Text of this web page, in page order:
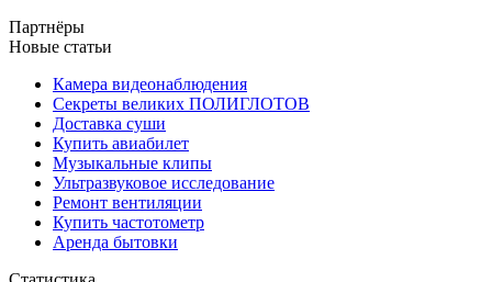
Партнёры
Новые статьи
Камера видеонаблюдения
Секреты великих ПОЛИГЛОТОВ
Доставка суши
Купить авиабилет
Музыкальные клипы
Ультразвуковое исследование
Ремонт вентиляции
Купить частотометр
Аренда бытовки